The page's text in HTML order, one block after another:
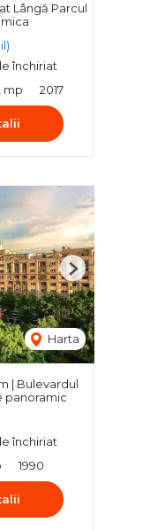
Lângă Parcul
închiriat
mp 2017
Harta
Next
| Bulevardul
panoramic
închiriat
1990